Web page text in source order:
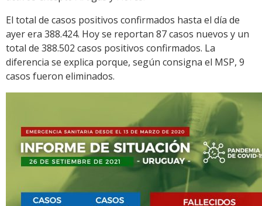
El total de casos positivos confirmados hasta el día de
ayer era 388.424. Hoy se reportan 87 casos nuevos y un
total de 388.502 casos positivos confirmados. La
diferencia se explica porque, según consigna el MSP, 9
casos fueron eliminados.